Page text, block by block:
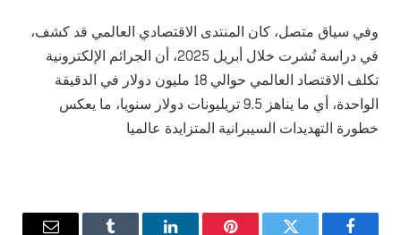
وفي سياق متصل، كان المنتدى الاقتصادي العالمي قد كشف،
في دراسة نُشرت خلال أبريل 2025، أن الجرائم الإلكترونية
تكلف الاقتصاد العالمي حوالي 18 مليون دولار في الدقيقة
الواحدة، أي ما يناهز 9.5 تريليونات دولار سنويا، ما يعكس
خطورة التهديدات السيبرانية المتزايدة عالميا